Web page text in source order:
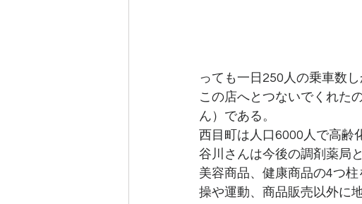
っても一日250人の乗車数
この店へとつないでくれた
ん）である。
西目町は人口6000人で高齢
谷川さんは今後の調剤薬局
美容商品、健康商品の4つ
操や運動、商品販売以外に